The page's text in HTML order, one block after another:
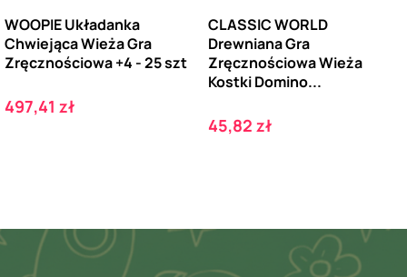
WOOPIE Układanka
Chwiejąca Wieża Gra
Zręcznościowa +4 - 25 szt
Cena
497,41 zł
CLASSIC WORLD
Drewniana Gra
Zręcznościowa Wieża
Kostki Domino...
Cena
45,82 zł